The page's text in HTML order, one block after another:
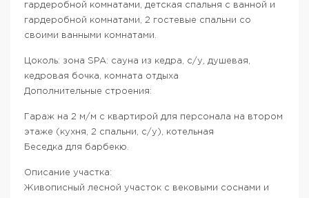
гардеробной комнатами, детская спальня с ванной и
гардеробной комнатами, 2 гостевые спальни со
своими ванными комнатами.
Цоколь: зона SPA: сауна из кедра, с/у, душевая,
кедровая бочка, комната отдыха
Дополнительные строения:
Гараж на 2 м/м с квартирой для персонала на втором
этаже (кухня, 2 спальни, с/у), котельная
Беседка для барбекю.
Описание участка:
Живописный лесной участок с вековыми соснами и